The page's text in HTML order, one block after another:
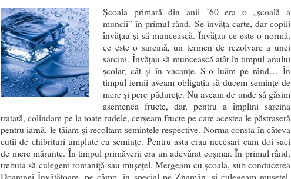
Școala primară din anii ’60 era o „școală a
muncii” în primul rând. Se învăța carte, dar copiii
învățau și să muncească. Învățau ce este o normă,
ce este o sarcină, un termen de rezolvare a unei
sarcini. Învățau să muncească atât în timpul anului
școlar, cât și în vacanțe. S-o luăm pe rând… În
timpul iernii aveam obligația să ducem semințe de
mere și pere pădurețe. Nu aveam de unde să găsim
asemenea fructe, dar, pentru a împlini sarcina
tratată, colindam pe la toate rudele, cerșeam fructe pe care acestea le păstraseră
pentru iarnă, le tăiam și recoltam semințele respective. Norma consta în câteva
cutii de chibrituri umplute cu semințe. Pentru asta erau necesari cam doi saci
de mere mărunte. În timpul primăverii era un adevărat coșmar. În primul rând,
trebuia să culegem romaniță sau mușețel. Mergeam cu școala, sub conducerea
Doamnei Învățătoare, pe câmp, în special pe Znamăn, și culegeam mușețel.